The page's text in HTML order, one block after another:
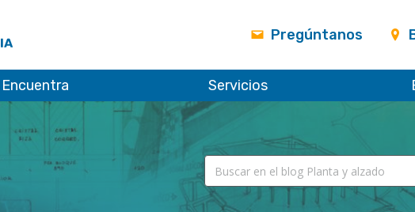
Pregúntanos
Encuentra Servicios